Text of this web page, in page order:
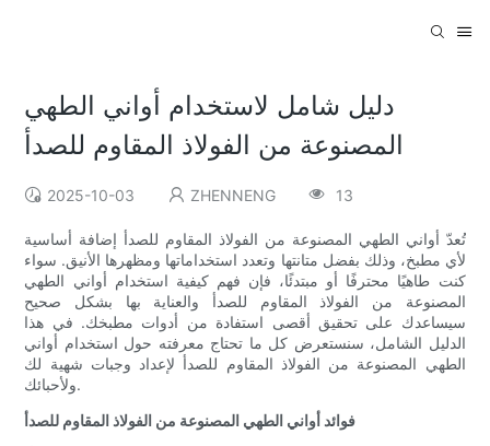
دليل شامل لاستخدام أواني الطهي
المصنوعة من الفولاذ المقاوم للصدأ
2025-10-03 ZHENNENG 13
تُعدّ أواني الطهي المصنوعة من الفولاذ المقاوم للصدأ إضافة أساسية
لأي مطبخ، وذلك بفضل متانتها وتعدد استخداماتها ومظهرها الأنيق. سواء
كنت طاهيًا محترفًا أو مبتدئًا، فإن فهم كيفية استخدام أواني الطهي
المصنوعة من الفولاذ المقاوم للصدأ والعناية بها بشكل صحيح
سيساعدك على تحقيق أقصى استفادة من أدوات مطبخك. في هذا
الدليل الشامل، سنستعرض كل ما تحتاج معرفته حول استخدام أواني
الطهي المصنوعة من الفولاذ المقاوم للصدأ لإعداد وجبات شهية لك
ولأحبائك.
فوائد أواني الطهي المصنوعة من الفولاذ المقاوم للصدأ